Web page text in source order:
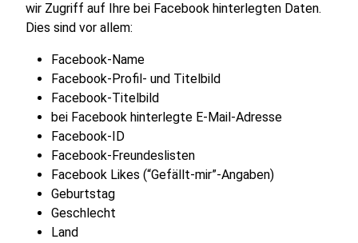
wir Zugriff auf Ihre bei Facebook hinterlegten Daten.
Dies sind vor allem:
Facebook-Name
Facebook-Profil- und Titelbild
Facebook-Titelbild
bei Facebook hinterlegte E-Mail-Adresse
Facebook-ID
Facebook-Freundeslisten
Facebook Likes (“Gefällt-mir”-Angaben)
Geburtstag
Geschlecht
Land